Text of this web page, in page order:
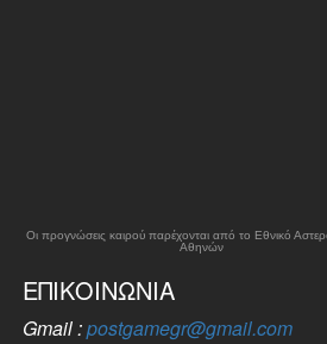
Οι προγνώσεις καιρού παρέχονται από το Εθνικό
Αθηνών
ΕΠΙΚΟΙΝΩΝΊΑ
Gmail :postgamegr@gmail.com